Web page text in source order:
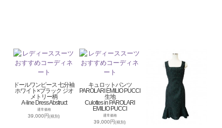
ドールワンピース 七分袖
ホワイト×ブラック ジオ
メトリー柄
A-line Dress Abstruct
通常価格
39,000円(税別)
キュロットパンツ
PAROLARI EMILIO PUCCI
生地
Culottes in PAROLARI
EMILIO PUCCI
通常価格
39,000円(税別)